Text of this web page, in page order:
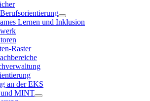
Lernen und Inklusion
Raster
an der EKS
MINT